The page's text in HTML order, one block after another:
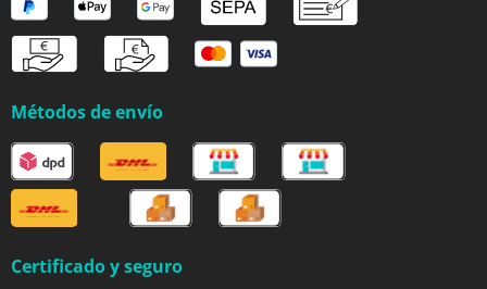
Métodos de envío
Certificado y seguro